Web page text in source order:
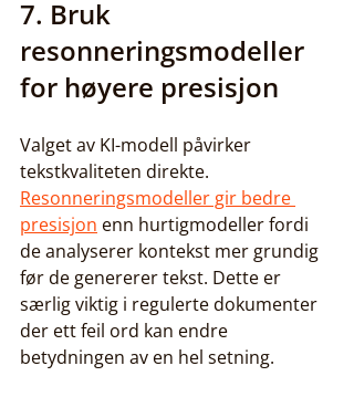
7. Bruk
resonneringsmodeller
for høyere presisjon
Valget av KI-modell påvirker
tekstkvaliteten direkte.
Resonneringsmodeller gir bedre
presisjon enn hurtigmodeller fordi
de analyserer kontekst mer grundig
før de genererer tekst. Dette er
særlig viktig i regulerte dokumenter
der ett feil ord kan endre
betydningen av en hel setning.